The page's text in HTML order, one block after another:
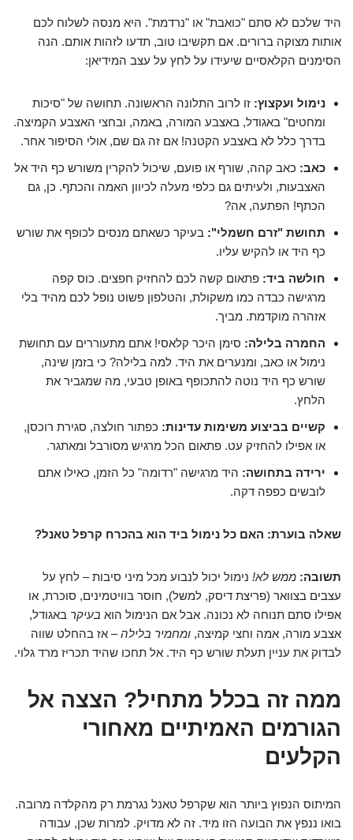
היד שלכם לא סתם "כואבת" או "נרדמת". היא מנסה לשלוח לכם
אותות מצוקה ברורים. אם תקשיבו טוב, תדעו לזהות אותם. הנה
הסימנים הקלאסיים שיעידו על לחץ על עצב המידיאן:
נימול ועקצוץ: זו לרוב התלונה הראשונה. תחושה של "סיכות
ומחטים" באגודל, באצבע המורה, באמה, ובחצי האצבע הקמיצה.
בדרך כלל לא באצבע הקטנה! אם זה גם שם, אולי הסיפור אחר.
כאב: כאב קהה, שורף או פועם, שיכול להקרין משורש כף היד אל
האצבעות, ולעיתים גם כלפי מעלה לכיוון האמה והכתף. כן, גם
הכתף! הפתעה, אה?
תחושת "זרם חשמלי": בעיקר כשאתם מנסים לכופף את שורש
כף היד או להקיש עליו.
חולשה ביד: פתאום קשה לכם להחזיק חפצים. כוס קפה
מרגישה כבדה כמו משקולת, והטלפון פשוט נופל לכם מהיד בלי
אזהרה מוקדמת. מביך.
החמרה בלילה: סימן היכר קלאסי! אתם מתעוררים עם תחושת
נימול או כאב, ומנערים את היד. למה בלילה? כי בזמן שינה,
שורש כף היד נוטה להתכופף באופן טבעי, מה שמגביר את
הלחץ.
קשיים בביצוע משימות עדינות: כפתור חולצה, סגירת רוכסן,
או אפילו להחזיק עט. פתאום הכל מרגיש מסורבל ומאתגר.
ירידה בתחושה: היד מרגישה "רדומה" כל הזמן, כאילו אתם
לובשים כפפה דקה.
שאלה בוערת: האם כל נימול ביד הוא בהכרח קרפל טאנל?
תשובה: ממש לא! נימול יכול לנבוע מכל מיני סיבות – לחץ על
עצבים בצוואר (פריצת דיסק, למשל), חוסר בוויטמינים, סוכרת, או
אפילו סתם תנוחה לא נכונה. אבל אם הנימול הוא בעיקר באגודל,
אצבע מורה, אמה וחצי קמיצה, ומחמיר בלילה– אז בהחלט שווה
לבדוק את עניין תעלת שורש כף היד. אל תחכו שהיד תכריז מרד גלוי.
ממה זה בכלל מתחיל? הצצה אל
הגורמים האמיתיים מאחורי
הקלעים
המיתוס הנפוץ ביותר הוא שקרפל טאנל נגרמת רק מהקלדה מרובה.
בואו ננפץ את הבועה הזו מיד. זה לא מדויק. למרות שכן, עבודה